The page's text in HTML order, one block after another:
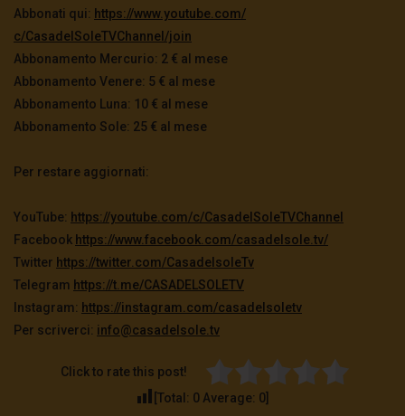
Abbonati qui: https://www.youtube.com/
c/CasadelSoleTVChannel/join
Abbonamento Mercurio: 2 € al mese
Abbonamento Venere: 5 € al mese
Abbonamento Luna: 10 € al mese
Abbonamento Sole: 25 € al mese
Per restare aggiornati:
YouTube: https://youtube.com/c/CasadelSoleTVChannel
Facebook https://www.facebook.com/casadelsole.tv/
Twitter https://twitter.com/CasadelsoleTv
Telegram https://t.me/CASADELSOLETV
Instagram: https://instagram.com/casadelsoletv
Per scriverci: info@casadelsole.tv
Click to rate this post!
[Total: 0 Average: 0